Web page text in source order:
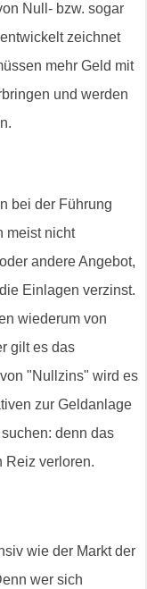
Null- bzw. sogar
zeichnet
mehr Geld mit
und werden
bei der Führung
meist nicht
andere Angebot,
Einlagen verzinst.
wiederum von
gilt es das
"Nullzins" wird es
zur Geldanlage
denn das
Reiz verloren.
wie der Markt der
wer sich